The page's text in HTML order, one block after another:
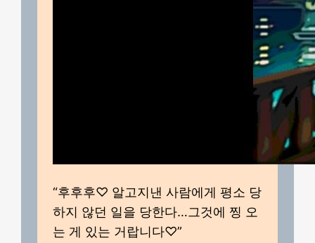
“후후후♡ 알고지낸 사람에게 평소 당
하지 않던 일을 당한다…그것에 찡 오
는 게 있는 거랍니다♡”